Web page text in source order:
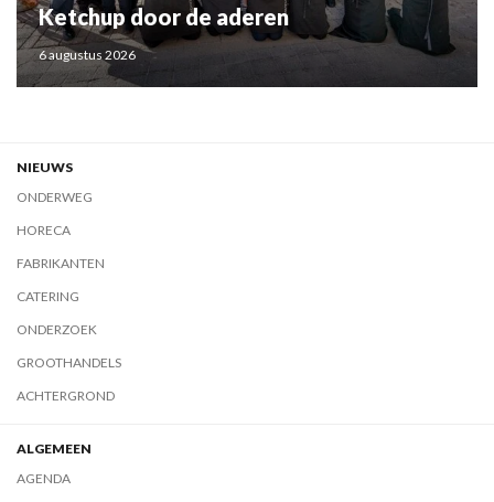
Ketchup door de aderen
6 augustus 2026
NIEUWS
ONDERWEG
HORECA
FABRIKANTEN
CATERING
ONDERZOEK
GROOTHANDELS
ACHTERGROND
ALGEMEEN
AGENDA